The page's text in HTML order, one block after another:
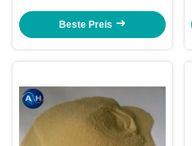
Beste Preis